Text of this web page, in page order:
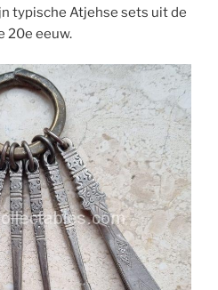
typische Atjehse sets uit de
20e eeuw.